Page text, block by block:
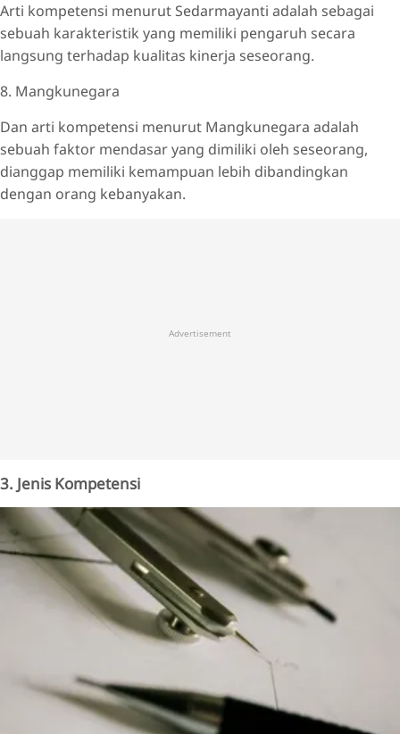
Arti kompetensi menurut Sedarmayanti adalah sebagai
sebuah karakteristik yang memiliki pengaruh secara
langsung terhadap kualitas kinerja seseorang.
8. Mangkunegara
Dan arti kompetensi menurut Mangkunegara adalah
sebuah faktor mendasar yang dimiliki oleh seseorang,
dianggap memiliki kemampuan lebih dibandingkan
dengan orang kebanyakan.
Advertisement
3. Jenis Kompetensi